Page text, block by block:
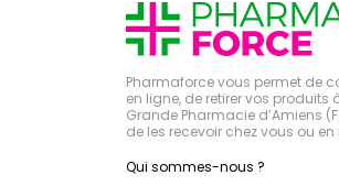
Pharmaforce vous permet de
en ligne, de retirer vos produits
Grande Pharmacie d’Amiens
de les recevoir chez vous ou
Qui sommes-nous ?